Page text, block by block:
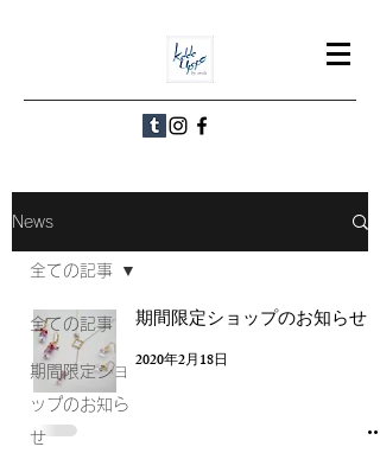
News
全ての記事
期間限定ショ
ップのお知ら
せ
全ての記事
期間限定ショップのお知らせ
2020年2月18日